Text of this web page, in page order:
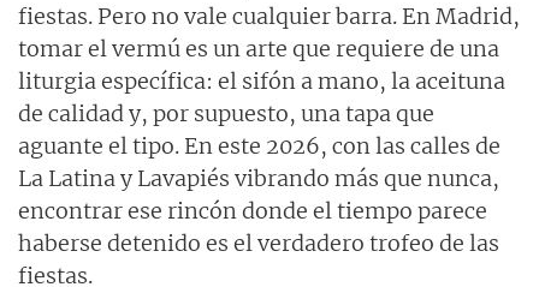
fiestas. Pero no vale cualquier barra. En Madrid,
tomar el vermú es un arte que requiere de una
liturgia específica: el sifón a mano, la aceituna
de calidad y, por supuesto, una tapa que
aguante el tipo. En este 2026, con las calles de
La Latina y Lavapiés vibrando más que nunca,
encontrar ese rincón donde el tiempo parece
haberse detenido es el verdadero trofeo de las
fiestas.